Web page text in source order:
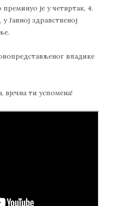
је у четвртак, 4.
Јавној здравственој
владике
вјечна ти успомена!